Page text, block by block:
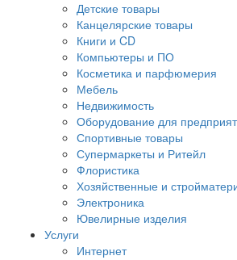
Детские товары
Канцелярские товары
Книги и CD
Компьютеры и ПО
Косметика и парфюмерия
Мебель
Недвижимость
Оборудование для
Спортивные товары
Супермаркеты и Ритейл
Флористика
Хозяйственные и
Электроника
Ювелирные изделия
Услуги
Интернет